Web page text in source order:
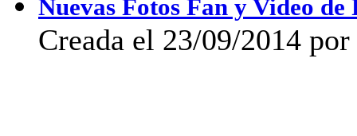
Nuevas Fotos Fan y Video
Creada el 23/09/2014